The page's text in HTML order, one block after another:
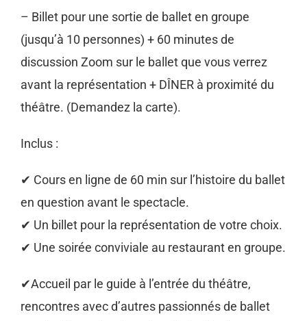
– Billet pour une sortie de ballet en groupe
(jusqu’à 10 personnes) + 60 minutes de
discussion Zoom sur le ballet que vous verrez
avant la représentation + DÎNER à proximité du
théâtre. (Demandez la carte).
Inclus :
✔ Cours en ligne de 60 min sur l’histoire du ballet
en question avant le spectacle.
✔ Un billet pour la représentation de votre choix.
✔ Une soirée conviviale au restaurant en groupe.
✔Accueil par le guide à l’entrée du théâtre,
rencontres avec d’autres passionnés de ballet